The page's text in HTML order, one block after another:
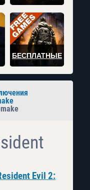
БЕСПЛАТНЫЕ
Evil 2: